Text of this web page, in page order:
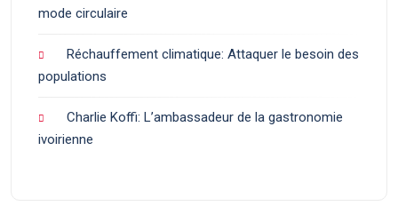
mode circulaire
Réchauffement climatique: Attaquer le besoin des
populations
Charlie Koffi: L’ambassadeur de la gastronomie
ivoirienne